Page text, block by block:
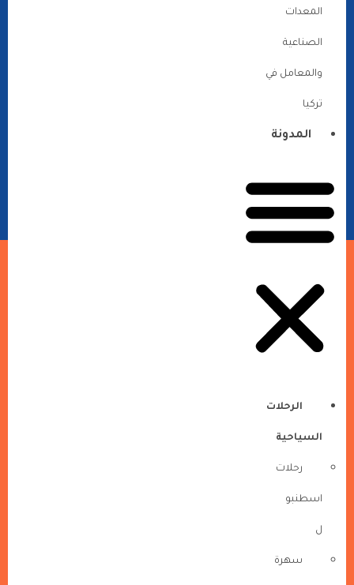
المعدات
الصناعية
والمعامل في
تركيا
المدونة
الرحلات
السياحية
رحلات
اسطنبو
ل
سهرة